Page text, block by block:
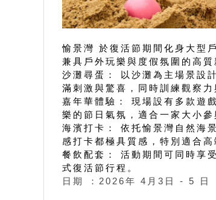
愉景灣 於復活節期間化身大型
兼具戶外玩樂與度假氛圍的高質
沙灘尋蛋： 以沙灘為主場景設
滿刺激與驚喜，同時訓練觀察力
嘉年華體驗： 現場設有多款遊
樂的節日氣氛，適合一家大小參
海濱打卡： 依托愉景灣自然海
感打卡都極具質感，特別適合高
餐飲配套： 活動期間可同時享
式復活節行程。
日期 ：2026年 4月3日 - 5 日